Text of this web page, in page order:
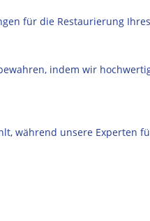
für die Restaurierung
indem wir
während unsere Experten